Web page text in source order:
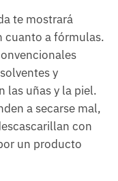
te mostrará
cuanto a fórmulas.
y
las uñas y la piel.
a secarse mal,
con
un producto